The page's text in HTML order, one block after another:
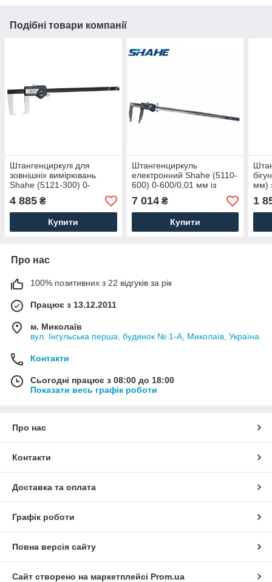
Подібні товари компанії
Штангенциркулі для
зовнішніх вимірювань
Shahe (5121-300) 0-
300/0,01 мм із бігунком
4 885 ₴
Купити
Штангенциркуль
електронний Shahe (5110-
600) 0-600/0,01 мм із
бігунком, IP54
7 014₴
Купити
мм)
1
Про нас
100% позитивних з 22 відгуків за рік
Працює з 13.12.2011
м. Миколаїв
вул. Інгульська перша, будинок № 1-А, Миколаїв, Україна
Контакти
Сьогодні працює з 08:00 до 18:00
Показати весь графік роботи
Про нас
Контакти
Доставка та оплата
Графік роботи
Повна версія сайту
Сайт створено на маркетплейсі Prom.ua